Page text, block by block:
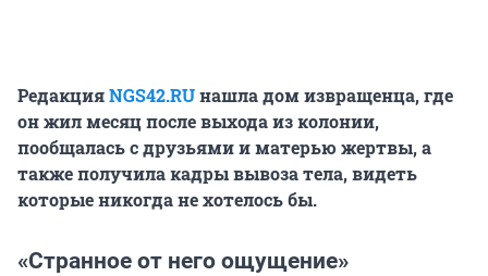
РедакцияNGS42.RUнашла дом извращенца, где
он жил месяц после выхода из колонии,
пообщалась с друзьями и матерью жертвы, а
также получила кадры вывоза тела, видеть
которые никогда не хотелось бы.
«Странное от него ощущение»